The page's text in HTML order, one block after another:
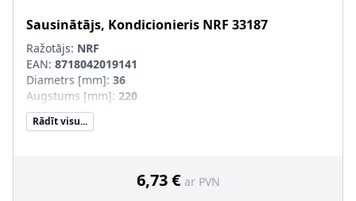
Sausinātājs, Kondicionieris NRF 33187
Ražotājs: NRF
EAN: 8718042019141
Diametrs [mm]: 36
Augstums [mm]: 220
Materiāls:Plastmasa
Konteinera tips
Rādīt visu...
6,73 € ar PVN